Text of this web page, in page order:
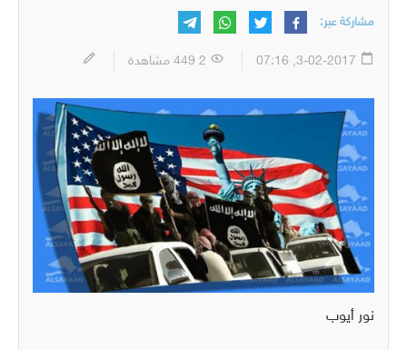
مشاركة عبر:
نور أيوب